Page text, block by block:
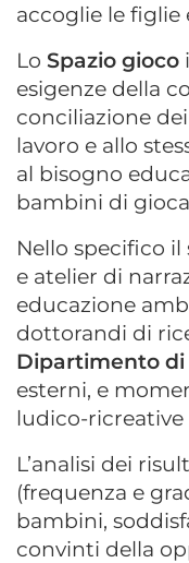
accoglie le
Lo Spazio gioco
esigenze della
conciliazione
lavoro e allo
al bisogno
bambini di
Nello specifico
e atelier di
educazione
dottorandi di
Dipartimento
esterni, e
ludico-ricreative
L’analisi dei
(frequenza e
bambini,
convinti della